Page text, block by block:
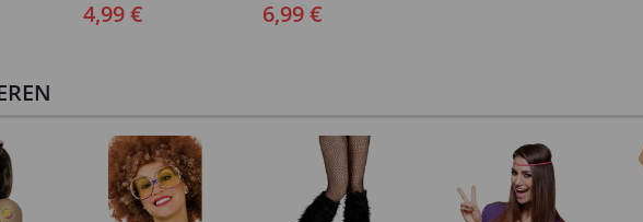
4,99 € 6,99 €